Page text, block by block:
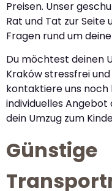
Preisen. Unser
Rat und Tat zur
Fragen rund um
Du möchtest deinen
Kraków stressfrei
kontaktiere uns
individuelles Angebot
dein Umzug zum
Günstige